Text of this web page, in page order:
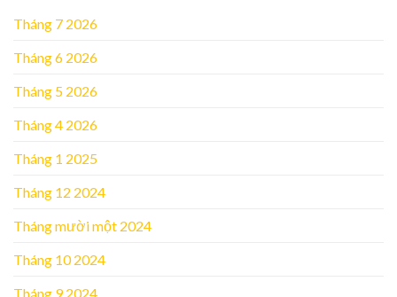
Tháng 7 2026
Tháng 6 2026
Tháng 5 2026
Tháng 4 2026
Tháng 1 2025
Tháng 12 2024
Tháng mười một 2024
Tháng 10 2024
Tháng 9 2024